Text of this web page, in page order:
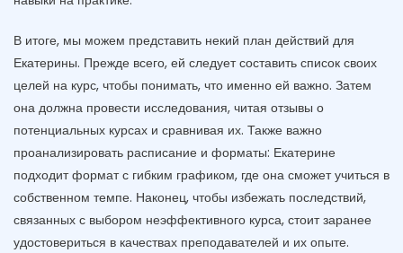
В итоге, мы можем представить некий план действий для
Екатерины. Прежде всего, ей следует составить список своих
целей на курс, чтобы понимать, что именно ей важно. Затем
она должна провести исследования, читая отзывы о
потенциальных курсах и сравнивая их. Также важно
проанализировать расписание и форматы: Екатерине
подходит формат с гибким графиком, где она сможет учиться в
собственном темпе. Наконец, чтобы избежать последствий,
связанных с выбором неэффективного курса, стоит заранее
удостовериться в качествах преподавателей и их опыте.